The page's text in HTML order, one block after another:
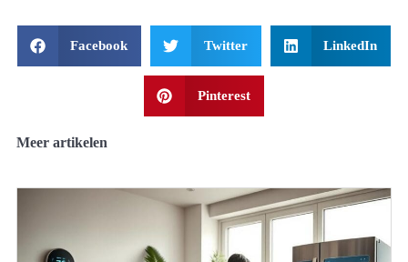
Facebook Twitter LinkedIn
Pinterest
Meer artikelen